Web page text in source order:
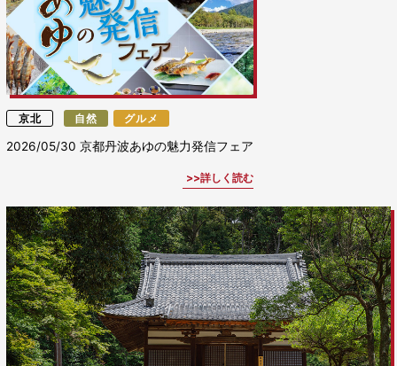
京北 自然 グルメ
2026/05/30京都丹波あゆの魅力発信フェア
詳しく読む